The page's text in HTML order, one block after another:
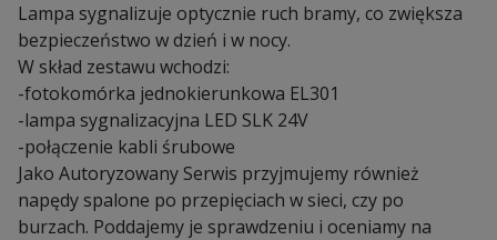
Lampa sygnalizuje optycznie ruch bramy, co zwiększa
bezpieczeństwo w dzień i w nocy.
W skład zestawu wchodzi:
-fotokomórka jednokierunkowa EL301
-lampa sygnalizacyjna LED SLK 24V
-połączenie kabli śrubowe
Jako Autoryzowany Serwis przyjmujemy również
napędy spalone po przepięciach w sieci, czy po
burzach. Poddajemy je sprawdzeniu i oceniamy na